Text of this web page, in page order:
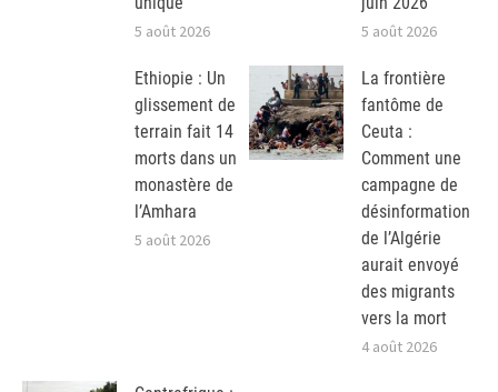
5 août 2026 5 août 2026
Ethiopie : Un
glissement de
terrain fait 14
morts dans un
monastère de
l’Amhara
5 août 2026
La frontière
fantôme de
Ceuta :
Comment une
campagne de
désinformation
de l’Algérie
aurait envoyé
des migrants
vers la mort
4 août 2026